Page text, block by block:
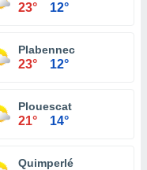
23° 12°
Plabennec
23° 12°
Plouescat
21° 14°
Quimperlé